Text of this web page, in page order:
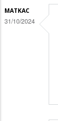
MATKAC
31/10/2024